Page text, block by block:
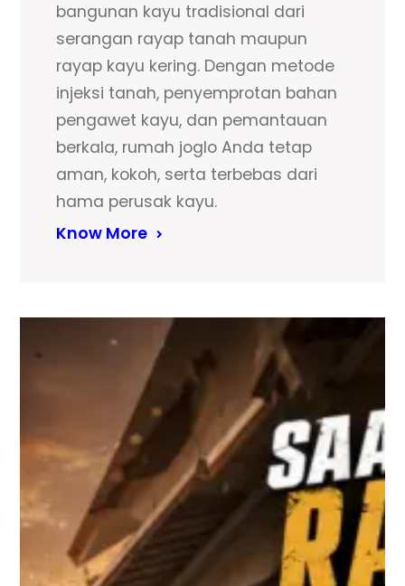
bangunan kayu tradisional dari
serangan rayap tanah maupun
rayap kayu kering. Dengan metode
injeksi tanah, penyemprotan bahan
pengawet kayu, dan pemantauan
berkala, rumah joglo Anda tetap
aman, kokoh, serta terbebas dari
hama perusak kayu.
Know More